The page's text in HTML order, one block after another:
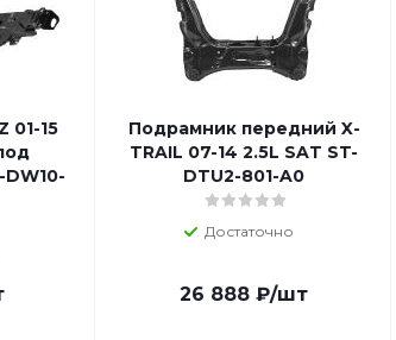
01-15
Подрамник передний X-
TRAIL 07-14 2.5L SAT ST-
DTU2-801-A0
Достаточно
26 888 ₽/шт